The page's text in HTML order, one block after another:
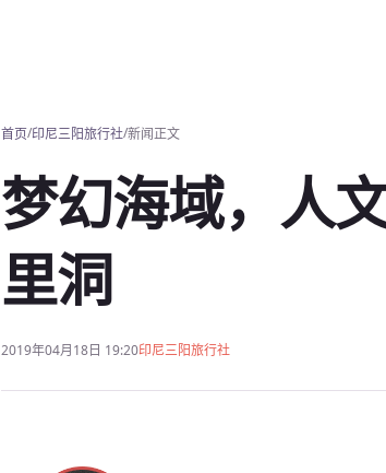
首页/印尼三阳旅行社/新闻正文
梦幻海域，人
里洞
2019年04月18日 19:20印尼三阳旅行社